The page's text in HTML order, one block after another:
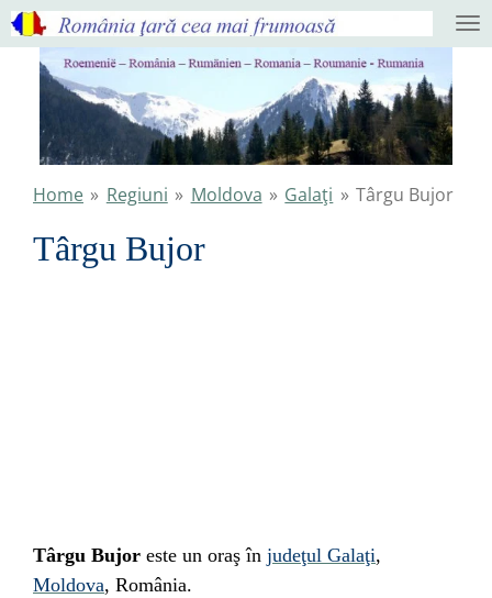
Ga
direct
naar
hoofdinhoud
Home » Regiuni » Moldova » Galaţi » Târgu Bujor
Târgu Bujor
Târgu Bujor este un oraş în judeţul Galaţi,
Moldova, România.